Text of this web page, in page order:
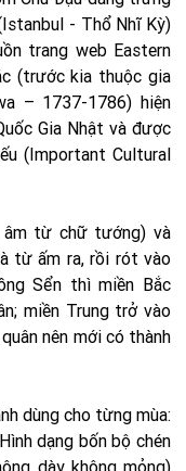
- Thổ Nhĩ Kỳ)
trang web Eastern
(trước kia thuộc gia
– 1737-1786) hiện
Gia Nhật và được
(Important Cultural
âm từ chữ tướng) và
từ ấm ra, rồi rót vào
Sển thì miền Bắc
miền Trung trở vào
nên mới có thành
dùng cho từng mùa:
dạng bốn bộ chén
dày không mỏng)